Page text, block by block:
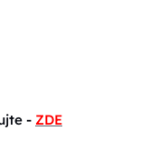
- ZDE